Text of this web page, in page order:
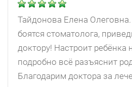
Тайдонова Елена
боятся стоматолога,
доктору! Настроит ребёнка
подробно всё разъяснит
Благодарим доктора за